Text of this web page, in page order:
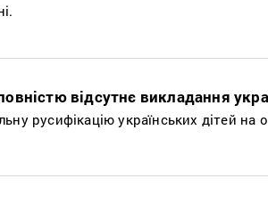
відсутнє викладання
русифікацію українських дітей на